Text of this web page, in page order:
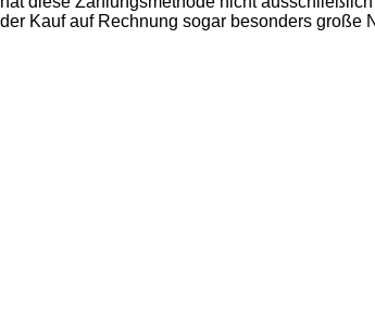
der Kauf auf Rechnung sogar besonders große